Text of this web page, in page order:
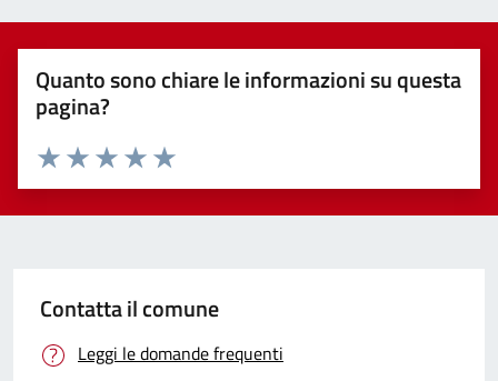
Quanto sono chiare le informazioni su questa
pagina?
Valuta 5 stelle su 5
Valuta 4 stelle su 5
Valuta 3 stelle su 5
Valuta 2 stelle su 5
Valuta 1 stelle su 5
Contatta il comune
Leggi le domande frequenti